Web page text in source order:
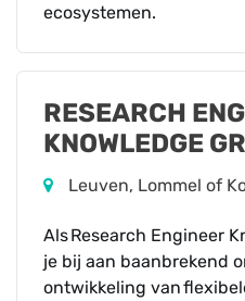
ecosystemen.
RESEARCH
KNOWLEDGE
Leuven, Lommel of
Als Research Engineer
je bij aan baanbrekend
ontwikkeling van